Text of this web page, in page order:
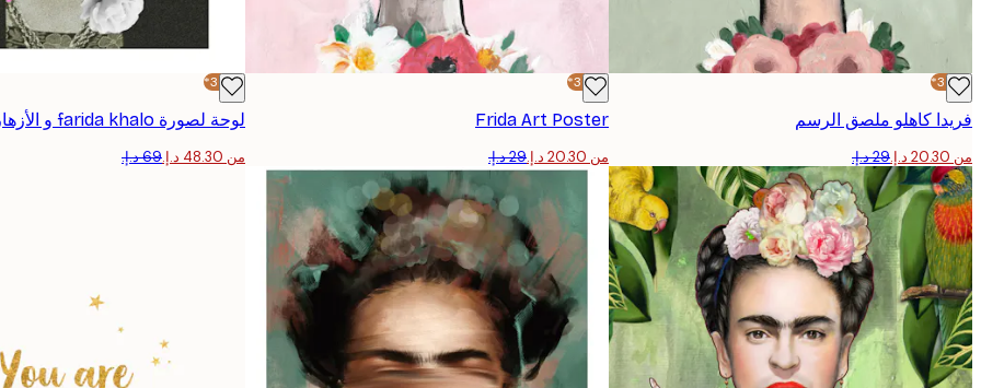
-30%*
فريدا كاهلو ملصق الرسم
من ‏20.30 د.إ.‏
-30%*
Frida Art Poster
من ‏20.30 د.إ.‏
-30%*
لوحة لصورة farida khalo و الأزهار
من ‏48.30 د.إ.‏